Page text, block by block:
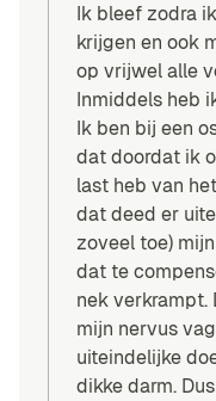
Ik bleef zodra
krijgen en ook
op vrijwel alle
Inmiddels heb
Ik ben bij een
dat doordat ik
last heb van
dat deed er
zoveel toe)
dat te
nek verkrampt.
mijn nervus
uiteindelijke
dikke darm.